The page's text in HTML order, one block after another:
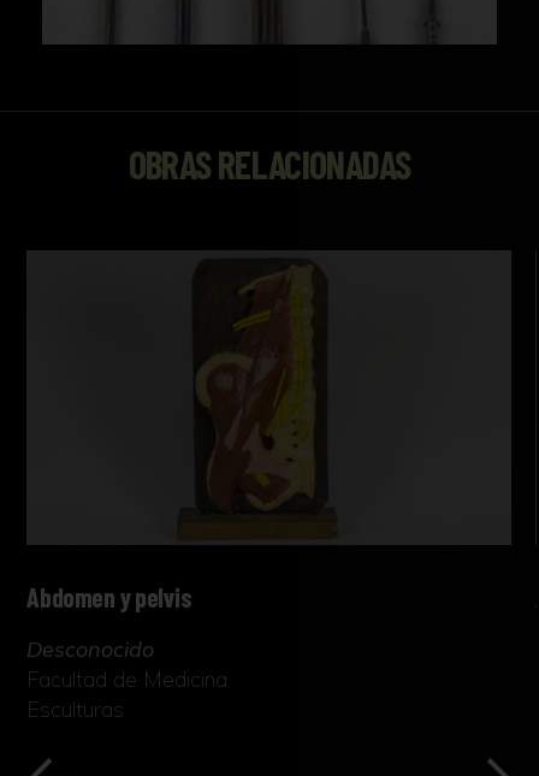
OBRAS RELACIONADAS
Abdomen y pelvis
Desconocido
Facultad de Medicina
Esculturas